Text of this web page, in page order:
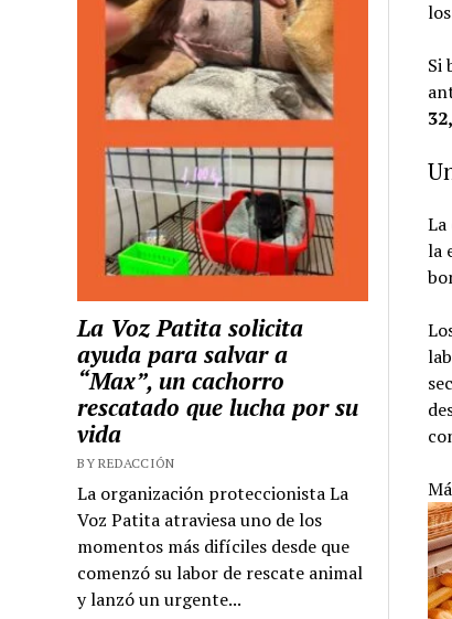
La Voz Patita solicita
ayuda para salvar a
“Max”, un cachorro
rescatado que lucha por su
vida
BY REDACCIÓN
La organización proteccionista La
Voz Patita atraviesa uno de los
momentos más difíciles desde que
comenzó su labor de rescate animal
y lanzó un urgente...
los
Si
La
la